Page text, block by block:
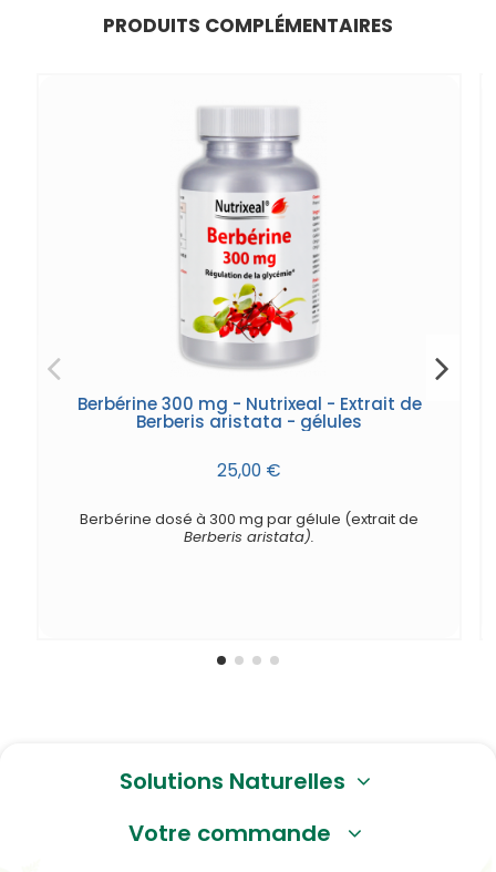
PRODUITS COMPLÉMENTAIRES
Berbérine 300 mg - Nutrixeal - Extrait de
Berberis aristata - gélules
25,00 €
Berbérine dosé à 300 mg par gélule (extrait de
Berberis aristata).
Solutions Naturelles
Votre commande